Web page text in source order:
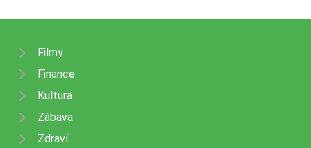
Filmy
Finance
Kultura
Zábava
Zdraví